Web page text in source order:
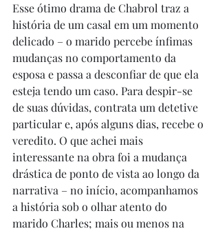
Esse ótimo drama de Chabrol traz a
história de um casal em um momento
delicado – o marido percebe ínfimas
mudanças no comportamento da
esposa e passa a desconfiar de que ela
esteja tendo um caso. Para despir-se
de suas dúvidas, contrata um detetive
particular e, após alguns dias, recebe o
veredito. O que achei mais
interessante na obra foi a mudança
drástica de ponto de vista ao longo da
narrativa – no início, acompanhamos
a história sob o olhar atento do
marido Charles; mais ou menos na